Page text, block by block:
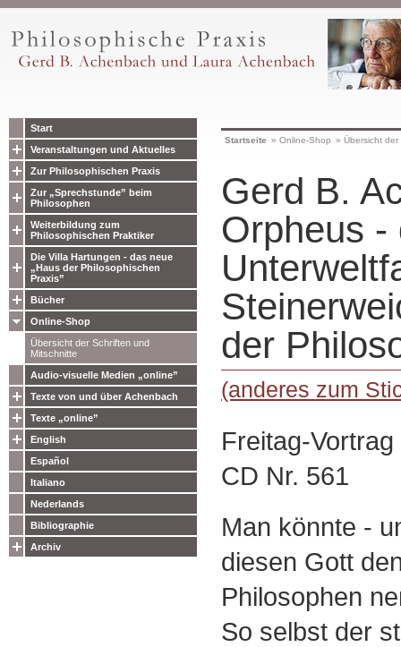
Start
Veranstaltungen und Aktuelles
Zur Philosophischen Praxis
Zur „Sprechstunde” beim
Philosophen
Weiterbildung zum
Philosophischen Praktiker
Die Villa Hartungen - das neue
„Haus der Philosophischen
Praxis”
Bücher
Online-Shop
Übersicht der Schriften und
Mitschnitte
Audio-visuelle Medien „online”
Texte von und über Achenbach
Texte „online”
English
Español
Italiano
Nederlands
Bibliographie
Archiv
Startseite » Online-Shop » Übersicht
Gerd B.
Orpheus -
der
(anderes zum
Freitag-
CD Nr. 561
Man könnte -
diesen Gott
Philosophen
So selbst der